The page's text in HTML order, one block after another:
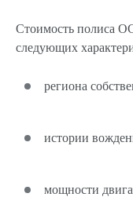
Стоимость полиса
следующих
региона
истории
мощности